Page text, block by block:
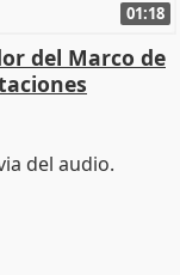
01:18
del Marco de